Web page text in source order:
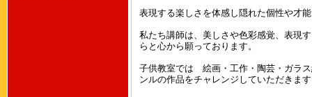
表現する楽しさを体感し隠れた個性や才
私たち講師は、美しさや色彩感覚、表現
らと心から願っております。
子供教室では 絵画・工作・陶芸・ガラ
ンルの作品をチャレンジしていただきま